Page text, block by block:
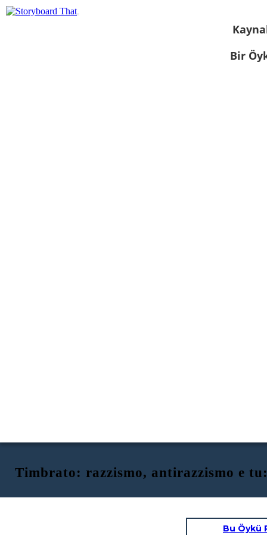
Bir
Timbrato: razzismo, antirazzismo e
Bu Öykü